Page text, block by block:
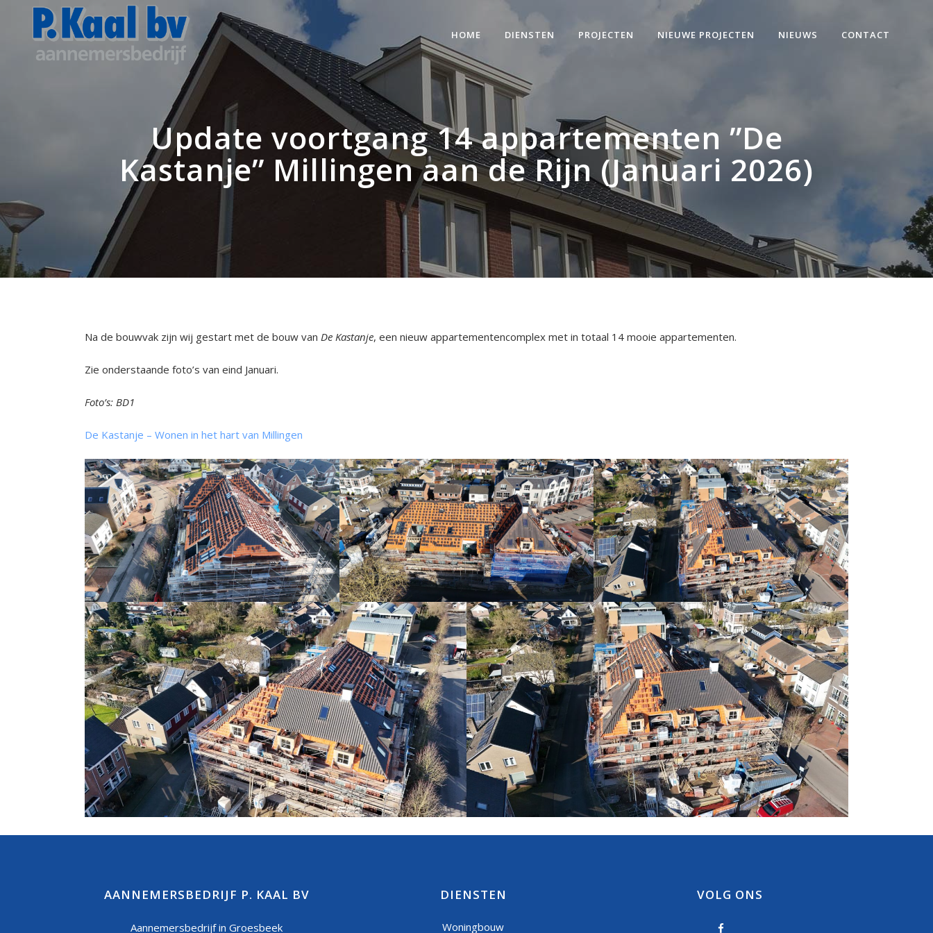
HOME DIENSTEN PROJECTEN NIEUWE PROJECTEN NIEUWS CONTACT
Update voortgang 14 appartementen ”De
Kastanje” Millingen aan de Rijn (Januari 2026)
Na de bouwvak zijn wij gestart met de bouw van De Kastanje, een nieuw appartementencomplex met in totaal 14 mooie appartementen.
Zie onderstaande foto’s van eind Januari.
Foto’s: BD1
De Kastanje – Wonen in het hart van Millingen
AANNEMERSBEDRIJF P. KAAL BV
Aannemersbedrijf in Groesbeek
DIENSTEN
Woningbouw
VOLG ONS